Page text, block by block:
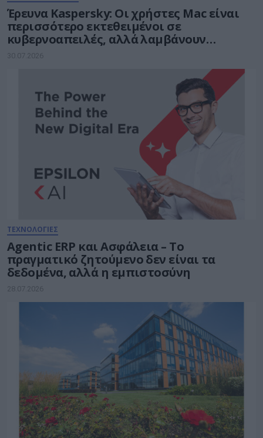
Έρευνα Kaspersky: Οι χρήστες Mac είναι
περισσότερο εκτεθειμένοι σε
κυβερνοαπειλές, αλλά λαμβάνουν
λιγότερα μέτρα προστασίας
30.07.2026
ΤΕΧΝΟΛΟΓΙΕΣ
Agentic ERP και Ασφάλεια – Το
πραγματικό ζητούμενο δεν είναι τα
δεδομένα, αλλά η εμπιστοσύνη
28.07.2026